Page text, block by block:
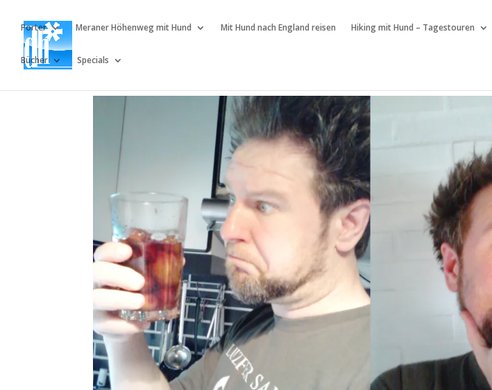
Porter Meraner Höhenweg mit Hund Mit Hund nach England reisen Hiking mit Hund – Tagestouren
Bücher Specials